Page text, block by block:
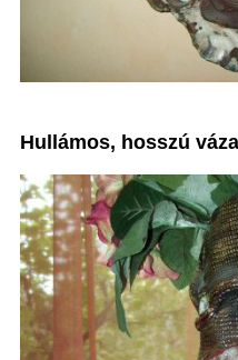
Hullámos, hosszú